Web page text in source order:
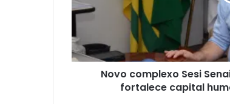
Novo complexo Sesi
fortalece capital